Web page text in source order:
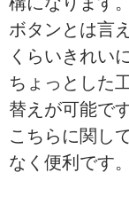
ボタンとは言
くらいきれい
ちょっとした
替えが可能です
こちらに関し
なく便利です。